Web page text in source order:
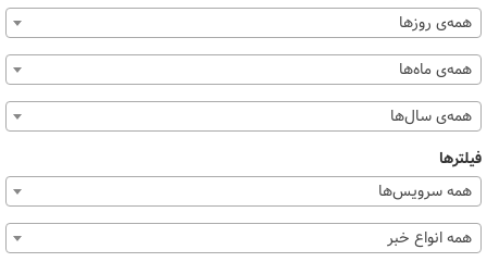
همه‌ی روزها
همه‌ی ماه‌ها
همه‌ی سال‌ها
فیلترها
همه سرویس‌ها
همه انواع خبر